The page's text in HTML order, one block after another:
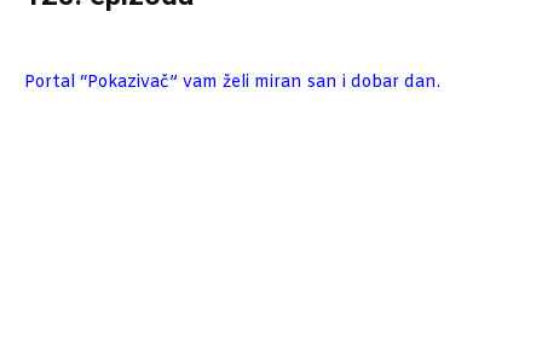
Portal “Pokazivač” vam želi miran san i dobar dan.